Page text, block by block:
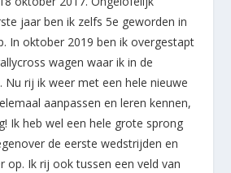
jaar ben ik zelfs 5e geworden in
In oktober 2019 ben ik overgestapt
wagen waar ik in de
Nu rij ik weer met een hele nieuwe
aanpassen en leren kennen,
Ik heb wel een hele grote sprong
de eerste wedstrijden en
op. Ik rij ook tussen een veld van